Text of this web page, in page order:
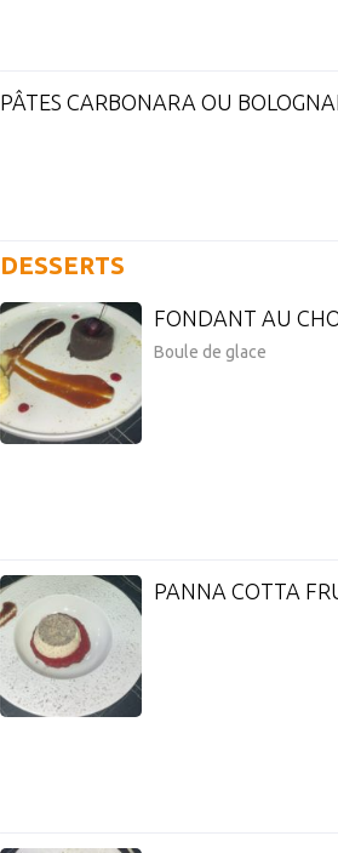
PÂTES CARBONARA OU
DESSERTS
FONDANT AU
Boule de glace
PANNA COTTA